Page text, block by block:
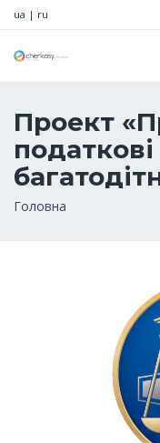
ua | ru
Проект
Рядок
Головна